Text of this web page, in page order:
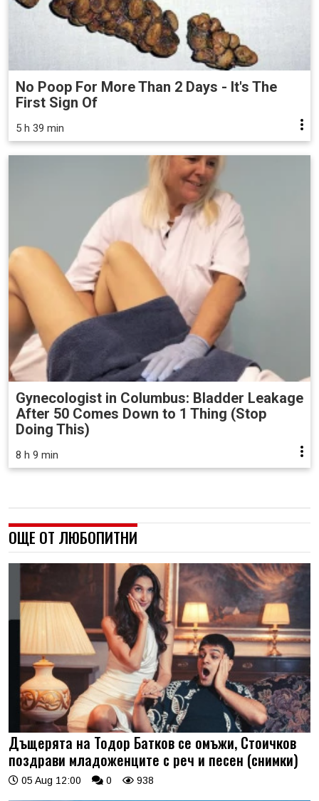
No Poop For More Than 2 Days - It's The
First Sign Of
5 h 39 min
Gynecologist in Columbus: Bladder Leakage
After 50 Comes Down to 1 Thing (Stop
Doing This)
8 h 9 min
ОЩЕ ОТ ЛЮБОПИТНИ
Дъщерята на Тодор Батков се омъжи, Стоичков
поздрави младоженците с реч и песен (снимки)
05 Aug 12:00 0 938